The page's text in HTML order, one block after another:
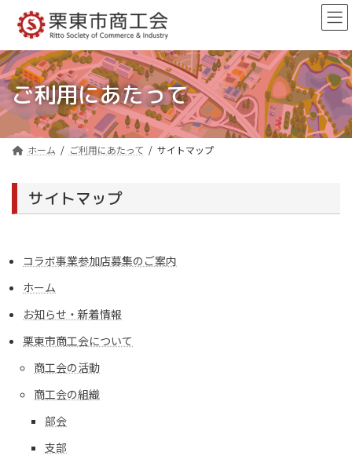
ン
ツ
へ
ス
キ
ッ
ー
シ
ョ
ン
に
移
ご利用にあたって
ホーム ご利用にあたって サイトマップ
サイトマップ
コラボ事業参加店募集のご案内
ホーム
お知らせ・新着情報
栗東市商工会について
商工会の活動
商工会の組織
部会
支部